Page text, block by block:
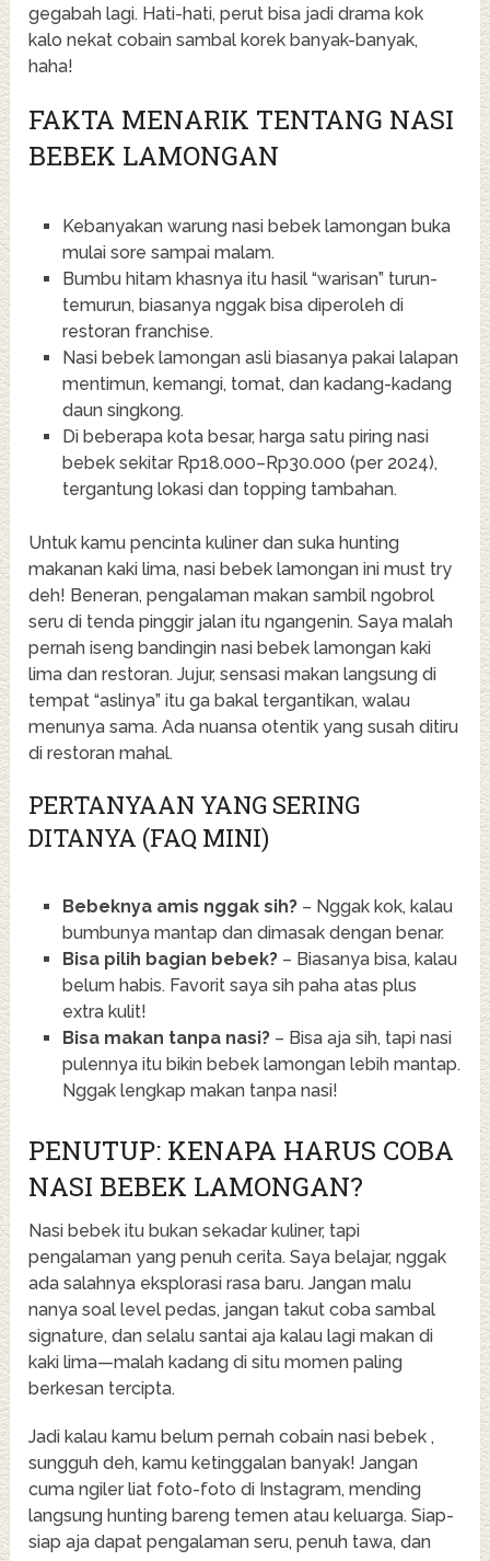
gegabah lagi. Hati-hati, perut bisa jadi drama kok
kalo nekat cobain sambal korek banyak-banyak,
haha!
FAKTA MENARIK TENTANG NASI
BEBEK LAMONGAN
Kebanyakan warung nasi bebek lamongan buka
mulai sore sampai malam.
Bumbu hitam khasnya itu hasil “warisan” turun-
temurun, biasanya nggak bisa diperoleh di
restoran franchise.
Nasi bebek lamongan asli biasanya pakai lalapan
mentimun, kemangi, tomat, dan kadang-kadang
daun singkong.
Di beberapa kota besar, harga satu piring nasi
bebek sekitar Rp18.000–Rp30.000 (per 2024),
tergantung lokasi dan topping tambahan.
Untuk kamu pencinta kuliner dan suka hunting
makanan kaki lima, nasi bebek lamongan ini must try
deh! Beneran, pengalaman makan sambil ngobrol
seru di tenda pinggir jalan itu ngangenin. Saya malah
pernah iseng bandingin nasi bebek lamongan kaki
lima dan restoran. Jujur, sensasi makan langsung di
tempat “aslinya” itu ga bakal tergantikan, walau
menunya sama. Ada nuansa otentik yang susah ditiru
di restoran mahal.
PERTANYAAN YANG SERING
DITANYA (FAQ MINI)
Bebeknya amis nggak sih? – Nggak kok, kalau
bumbunya mantap dan dimasak dengan benar.
Bisa pilih bagian bebek? – Biasanya bisa, kalau
belum habis. Favorit saya sih paha atas plus
extra kulit!
Bisa makan tanpa nasi? – Bisa aja sih, tapi nasi
pulennya itu bikin bebek lamongan lebih mantap.
Nggak lengkap makan tanpa nasi!
PENUTUP: KENAPA HARUS COBA
NASI BEBEK LAMONGAN?
Nasi bebek itu bukan sekadar kuliner, tapi
pengalaman yang penuh cerita. Saya belajar, nggak
ada salahnya eksplorasi rasa baru. Jangan malu
nanya soal level pedas, jangan takut coba sambal
signature, dan selalu santai aja kalau lagi makan di
kaki lima—malah kadang di situ momen paling
berkesan tercipta.
Jadi kalau kamu belum pernah cobain nasi bebek ,
sungguh deh, kamu ketinggalan banyak! Jangan
cuma ngiler liat foto-foto di Instagram, mending
langsung hunting bareng temen atau keluarga. Siap-
siap aja dapat pengalaman seru, penuh tawa, dan